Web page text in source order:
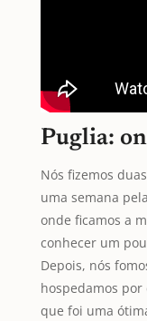
Puglia:
Nós fizemos
uma semana
onde ficamos a
conhecer um
Depois, nós
hospedamos
que foi uma